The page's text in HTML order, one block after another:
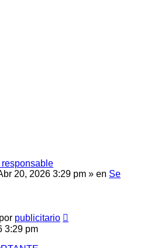
20, 2026 3:29 pm » en Se
por publicitario
3:29 pm